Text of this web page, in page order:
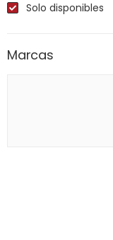
Solo disponibles
Marcas